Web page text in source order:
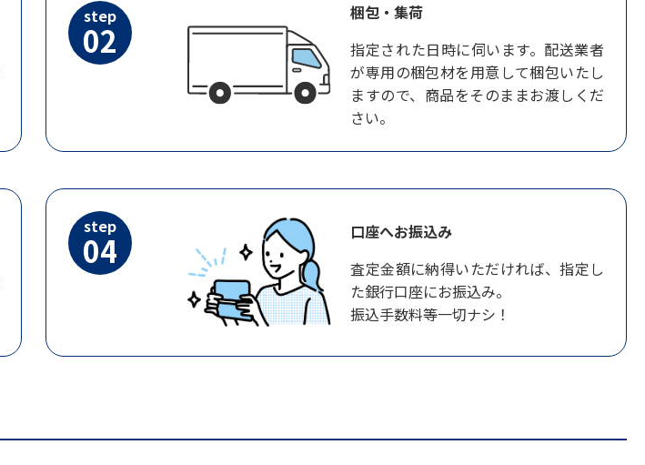
step
02
梱包・集荷
指定された日時に伺います。配送業者
が専用の梱包材を用意して梱包いたし
ますので、商品をそのままお渡しくだ
さい。
step
04
口座へお振込み
査定金額に納得いただければ、指定し
た銀行口座にお振込み。
振込手数料等一切ナシ！